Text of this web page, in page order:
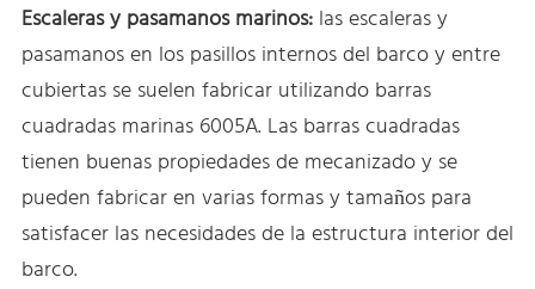
Escaleras y pasamanos marinos: las escaleras y
pasamanos en los pasillos internos del barco y entre
cubiertas se suelen fabricar utilizando barras
cuadradas marinas 6005A. Las barras cuadradas
tienen buenas propiedades de mecanizado y se
pueden fabricar en varias formas y tamaños para
satisfacer las necesidades de la estructura interior del
barco.